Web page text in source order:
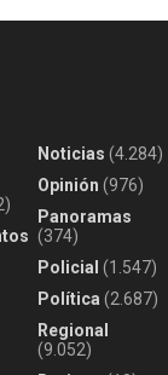
Noticias (4.284)
Opinión (976)
Panoramas
(374)
Policial (1.547)
Política (2.687)
Regional
(9.052)